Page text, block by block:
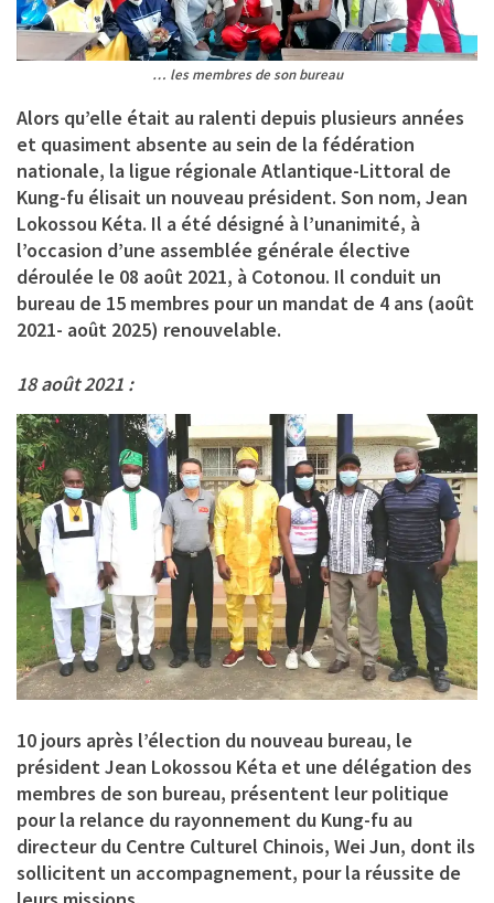
… les membres de son bureau
Alors qu’elle était au ralenti depuis plusieurs années
et quasiment absente au sein de la fédération
nationale, la ligue régionale Atlantique-Littoral de
Kung-fu élisait un nouveau président. Son nom, Jean
Lokossou Kéta. Il a été désigné à l’unanimité, à
l’occasion d’une assemblée générale élective
déroulée le 08 août 2021, à Cotonou. Il conduit un
bureau de 15 membres pour un mandat de 4 ans (août
2021- août 2025) renouvelable.
18 août 2021 :
10 jours après l’élection du nouveau bureau, le
président Jean Lokossou Kéta et une délégation des
membres de son bureau, présentent leur politique
pour la relance du rayonnement du Kung-fu au
directeur du Centre Culturel Chinois, Wei Jun, dont ils
sollicitent un accompagnement, pour la réussite de